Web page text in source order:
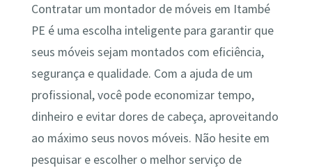
Contratar um montador de móveis em Itambé
PE é uma escolha inteligente para garantir que
seus móveis sejam montados com eficiência,
segurança e qualidade. Com a ajuda de um
profissional, você pode economizar tempo,
dinheiro e evitar dores de cabeça, aproveitando
ao máximo seus novos móveis. Não hesite em
pesquisar e escolher o melhor serviço de